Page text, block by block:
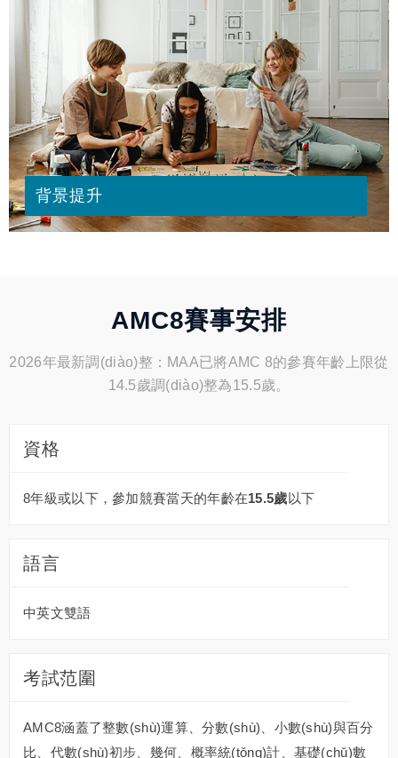
背景提升
AMC8賽事安排
2026年最新調(diào)整：MAA已將AMC 8的參賽年齡上限從
14.5歲調(diào)整為15.5歲。
資格
8年級或以下，參加競賽當天的年齡在15.5歲以下
語言
中英文雙語
考試范圍
AMC8涵蓋了整數(shù)運算、分數(shù)、小數(shù)與百分
比、代數(shù)初步、幾何、概率統(tǒng)計、基礎(chǔ)數